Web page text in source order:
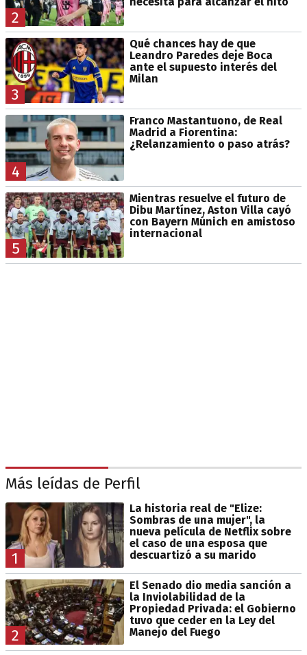
2
3
Qué chances hay de que
Leandro Paredes deje Boca
ante el supuesto interés del
Milan
4
Franco Mastantuono, de Real
Madrid a Fiorentina:
¿Relanzamiento o paso atrás?
5
Mientras resuelve el futuro de
Dibu Martínez, Aston Villa cayó
con Bayern Múnich en amistoso
internacional
Más leídas de Perfil
1
La historia real de "Elize:
Sombras de una mujer", la
nueva película de Netflix sobre
el caso de una esposa que
descuartizó a su marido
2
El Senado dio media sanción a
la Inviolabilidad de la
Propiedad Privada: el Gobierno
tuvo que ceder en la Ley del
Manejo del Fuego